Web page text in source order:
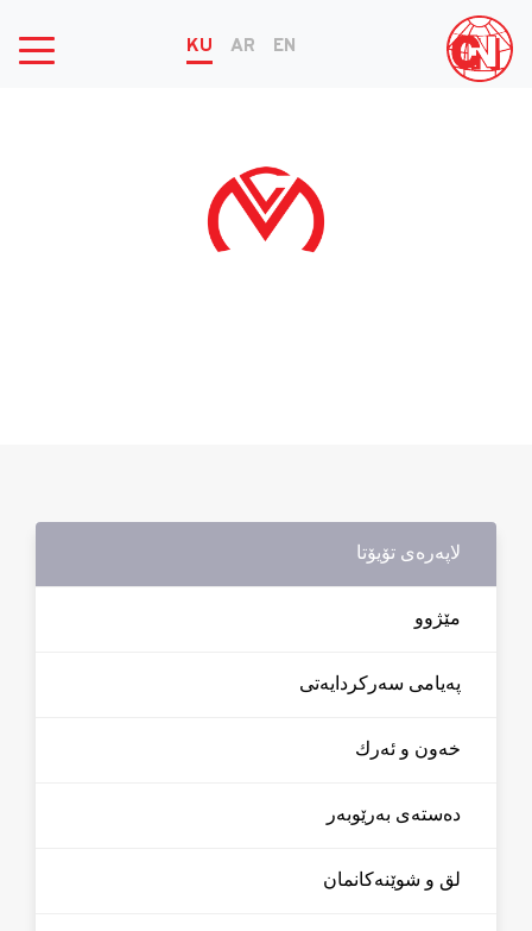
EN
AR
KU
لاپه‌ره‌ی تۆیۆتا
مێژوو
په‌یامی سه‌ركردایه‌تی
خه‌ون و ئه‌رك
ده‌سته‌ی به‌رێوبه‌ر
لق و شوێنه‌كانمان